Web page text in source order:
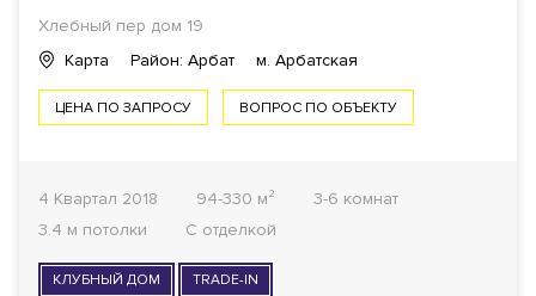
Хлебный пер дом 19
Карта
Район: Арбат м. Арбатская
ЦЕНА ПО ЗАПРОСУ ВОПРОС ПО ОБЪЕКТУ
4 Квартал 2018 94-330 м²
3-6 комнат
3.4 м потолки
С отделкой
КЛУБНЫЙ ДОМ TRADE-IN